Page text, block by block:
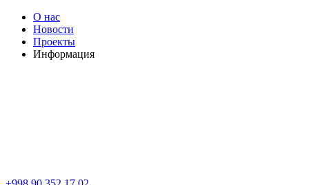
О нас
Новости
Проекты
Информация